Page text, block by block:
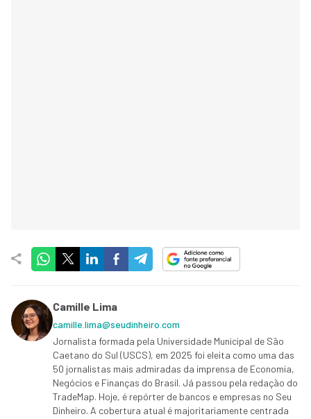
Camille Lima
camille.lima@seudinheiro.com
Jornalista formada pela Universidade Municipal de São
Caetano do Sul (USCS), em 2025 foi eleita como uma das
50 jornalistas mais admiradas da imprensa de Economia,
Negócios e Finanças do Brasil. Já passou pela redação do
TradeMap. Hoje, é repórter de bancos e empresas no Seu
Dinheiro. A cobertura atual é majoritariamente centrada